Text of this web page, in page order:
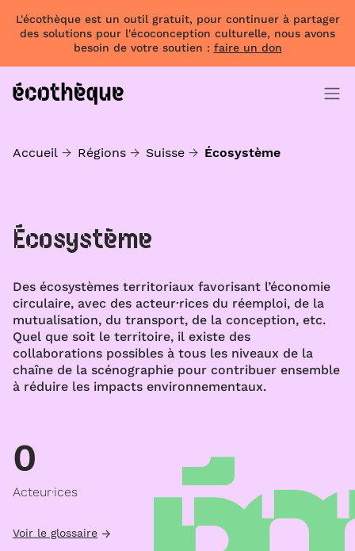
L'écothèque est un outil gratuit, pour continuer à partager
des solutions pour l'écoconception culturelle, nous avons
besoin de votre soutien : faire un don
Accueil Régions Suisse Écosystème
Écosystème
Des écosystèmes territoriaux favorisant l’économie
circulaire, avec des acteur·rices du réemploi, de la
mutualisation, du transport, de la conception, etc.
Quel que soit le territoire, il existe des
collaborations possibles à tous les niveaux de la
chaîne de la scénographie pour contribuer ensemble
à réduire les impacts environnementaux.
0
Acteur·ices
Voir le glossaire